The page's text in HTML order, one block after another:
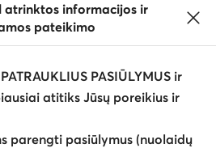
atrinktos informacijos ir
pateikimo
PASIŪLYMUS ir
atitiks Jūsų poreikius ir
parengti pasiūlymus (nuolaidų